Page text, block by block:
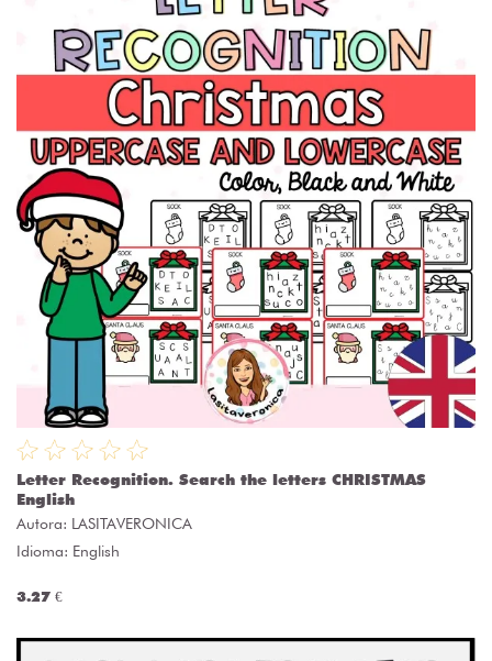
Letter Recognition. Search the letters CHRISTMAS
English
Autora: LASITAVERONICA
Idioma: English
3.27 €